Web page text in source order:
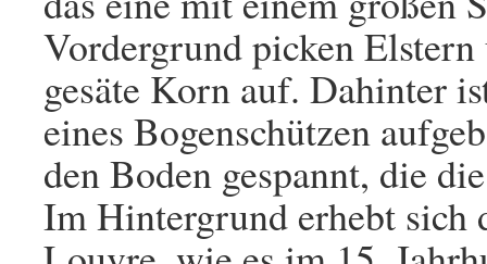
Vordergrund picken Elstern
gesäte Korn auf. Dahinter
eines Bogenschützen
den Boden gespannt, die
Im Hintergrund erhebt sich